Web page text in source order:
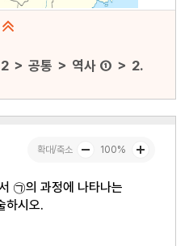
2 ＞ 공통 ＞ 역사 ① ＞ 2.
보기